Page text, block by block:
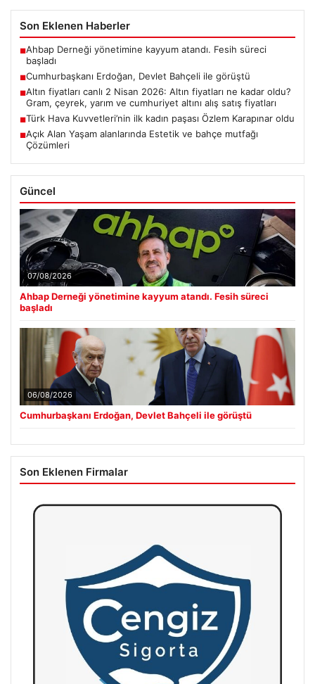
Son Eklenen Haberler
■Ahbap Derneği yönetimine kayyum atandı. Fesih süreci
başladı
■Cumhurbaşkanı Erdoğan, Devlet Bahçeli ile görüştü
■Altın fiyatları canlı 2 Nisan 2026: Altın fiyatları ne kadar oldu?
Gram, çeyrek, yarım ve cumhuriyet altını alış satış fiyatları
■Türk Hava Kuvvetleri’nin ilk kadın paşası Özlem Karapınar oldu
■Açık Alan Yaşam alanlarında Estetik ve bahçe mutfağı
Çözümleri
Güncel
07/08/2026
Ahbap Derneği yönetimine kayyum atandı. Fesih süreci
başladı
06/08/2026
Cumhurbaşkanı Erdoğan, Devlet Bahçeli ile görüştü
Son Eklenen Firmalar